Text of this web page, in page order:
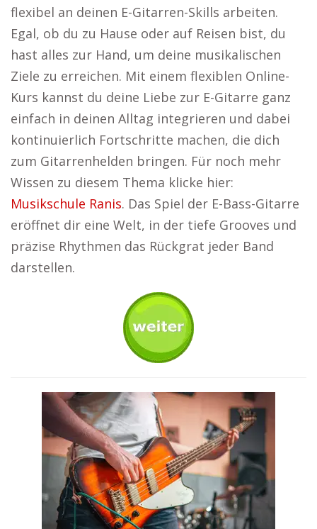
flexibel an deinen E-Gitarren-Skills arbeiten.
Egal, ob du zu Hause oder auf Reisen bist, du
hast alles zur Hand, um deine musikalischen
Ziele zu erreichen. Mit einem flexiblen Online-
Kurs kannst du deine Liebe zur E-Gitarre ganz
einfach in deinen Alltag integrieren und dabei
kontinuierlich Fortschritte machen, die dich
zum Gitarrenhelden bringen. Für noch mehr
Wissen zu diesem Thema klicke hier:
Musikschule Ranis. Das Spiel der E-Bass-Gitarre
eröffnet dir eine Welt, in der tiefe Grooves und
präzise Rhythmen das Rückgrat jeder Band
darstellen.